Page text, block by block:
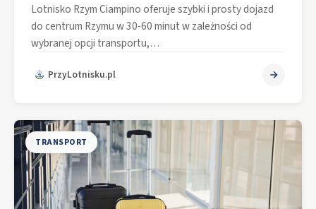
Lotnisko Rzym Ciampino oferuje szybki i prosty dojazd
do centrum Rzymu w 30-60 minut w zależności od
wybranej opcji transportu,…
PrzyLotnisku.pl
TRANSPORT